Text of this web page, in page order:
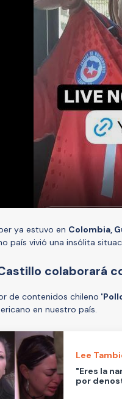
ya estuvo en Colombia,
país vivió una insólita
colaborará
de contenidos chileno
en nuestro país.
Lee
"Eres la
por